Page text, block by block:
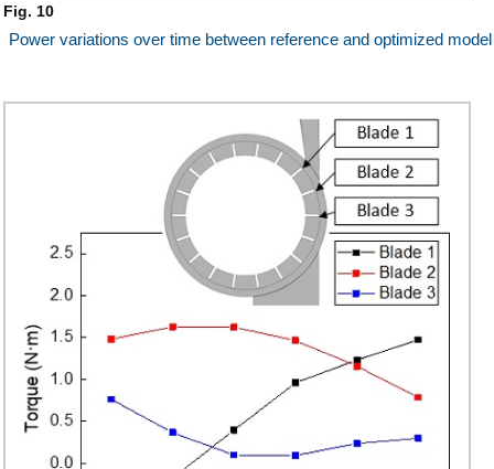
Fig. 10
Power variations over time between reference and optimized model